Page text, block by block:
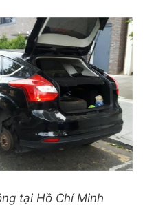
tại Hồ Chí Minh